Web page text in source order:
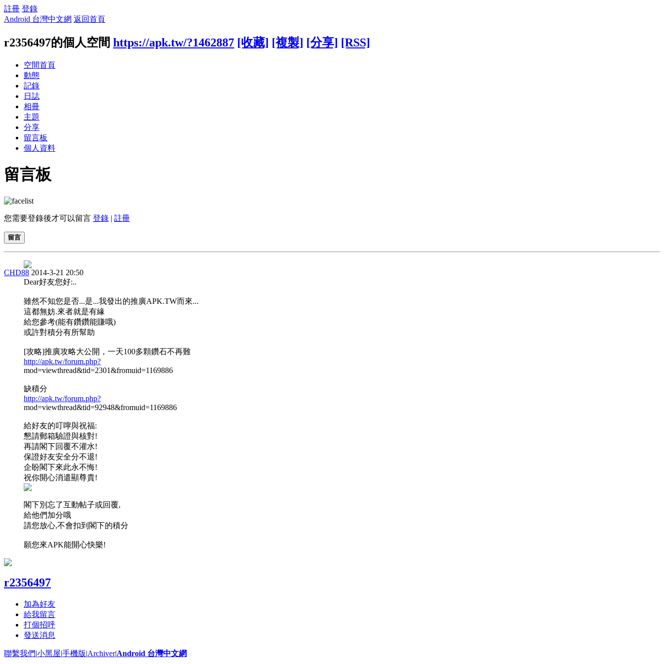
註冊 登錄
Android 台灣中文網 返回首頁
r2356497的個人空間 https://apk.tw/?1462887 [收藏] [複製] [分享] [RSS]
空間首頁
動態
記錄
日誌
相冊
主題
分享
留言板
個人資料
留言板
您需要登錄後才可以留言 登錄 | 註冊
留言
CHD88 2014-3-21 20:50
Dear好友您好:..
雖然不知您是否...是...我發出的推廣APK.TW而來...
這都無妨.來者就是有緣
給您參考(能有鑽鑽能賺哦)
或許對積分有所幫助
[攻略]推廣攻略大公開，一天100多顆鑽石不再難
http://apk.tw/forum.php?
mod=viewthread&tid=2301&fromuid=1169886
缺積分
http://apk.tw/forum.php?
mod=viewthread&tid=92948&fromuid=1169886
給好友的叮嚀與祝福:
懇請郵箱驗證與核對!
再請閣下回覆不灌水!
保證好友安全分不退!
企盼閣下來此永不悔!
祝你開心消遣顯尊貴!
閣下別忘了互動帖子或回覆,
給他們加分哦
請您放心,不會扣到閣下的積分
願您來APK能開心快樂!
r2356497
加為好友
給我留言
打個招呼
發送消息
聯繫我們|小黑屋|手機版|Archiver|Android 台灣中文網